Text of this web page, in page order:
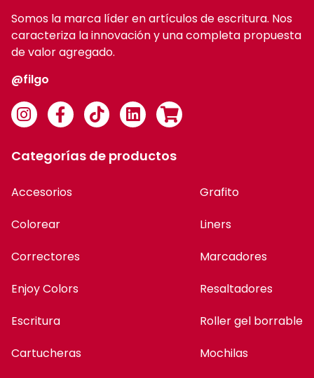
Somos la marca líder en artículos de escritura. Nos
caracteriza la innovación y una completa propuesta
de valor agregado.
@filgo
Categorías de productos
Accesorios
Colorear
Correctores
Enjoy Colors
Escritura
Cartucheras
Grafito
Liners
Marcadores
Resaltadores
Roller gel borrable
Mochilas